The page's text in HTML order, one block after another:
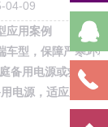
04-09
应用案例
车型，保障严寒环
备用电源或救援设
电源，适应户外极